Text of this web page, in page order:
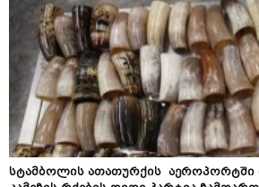
სტამბოლის ათათურქის აეროპორტში